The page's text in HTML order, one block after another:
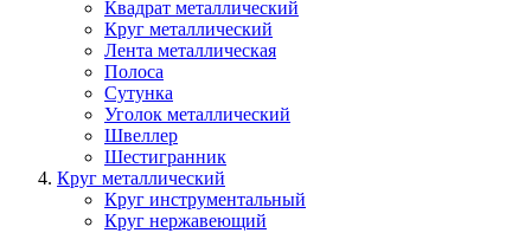
Квадрат металлический
Круг металлический
Лента металлическая
Полоса
Сутунка
Уголок металлический
Швеллер
Шестигранник
Круг металлический
Круг инструментальный
Круг нержавеющий